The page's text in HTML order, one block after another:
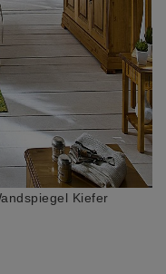
Kiefer